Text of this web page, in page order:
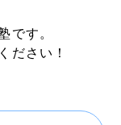
です。
ださい！